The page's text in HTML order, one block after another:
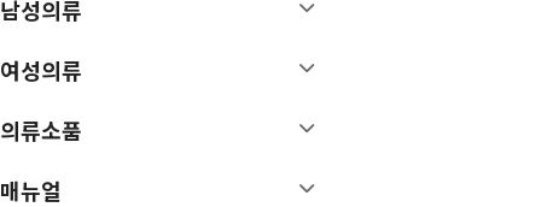
특가/이월상품
남성의류
여성의류
의류소품
매뉴얼